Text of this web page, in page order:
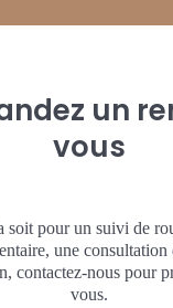
un
vous
soit pour un suivi de
une consultation
contactez-nous pour
vous.